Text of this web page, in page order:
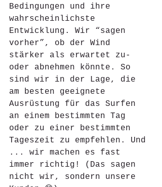
Bedingungen und ihre
wahrscheinlichste
Entwicklung. Wir “sagen
vorher”, ob der Wind
stärker als erwartet zu-
oder abnehmen könnte. So
sind wir in der Lage, die
am besten geeignete
Ausrüstung für das Surfen
an einem bestimmten Tag
oder zu einer bestimmten
Tageszeit zu empfehlen. Und
... wir machen es fast
immer richtig! (Das sagen
nicht wir, sondern unsere